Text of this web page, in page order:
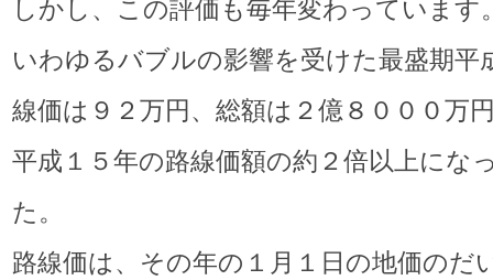
しかし、この評価も毎年変わっています
いわゆるバブルの影響を受けた最盛期平
線価は９２万円、総額は２億８０００万
平成１５年の路線価額の約２倍以上にな
た。
路線価は、その年の１月１日の地価のだ